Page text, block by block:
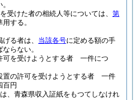
受けた者の相続人等については、 第
する。
げる者は、 当該各号に定める額の手
らない。
可を受けようとする者 一件につ
置の許可を受けようとする者 一件
円
、青森県収入証紙をもつてしなけれ